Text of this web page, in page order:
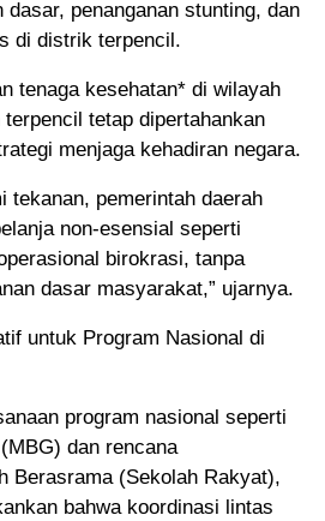
dasar, penanganan stunting, dan
di distrik terpencil.
tenaga kesehatan* di wilayah
tetap dipertahankan
menjaga kehadiran negara.
tekanan, pemerintah daerah
non-esensial seperti
birokrasi, tanpa
dasar masyarakat,” ujarnya.
untuk Program Nasional di
program nasional seperti
dan rencana
Berasrama (Sekolah Rakyat),
bahwa koordinasi lintas